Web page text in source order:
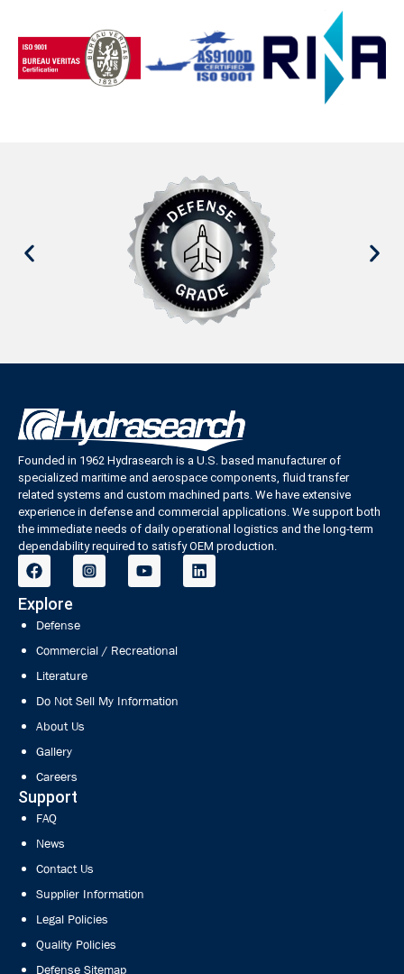
Founded in 1962 Hydrasearch is a U.S. based manufacturer of
specialized maritime and aerospace components, fluid transfer
related systems and custom machined parts. We have extensive
experience in defense and commercial applications. We support both
the immediate needs of daily operational logistics and the long-term
dependability required to satisfy OEM production.
Explore
Defense
Commercial / Recreational
Literature
Do Not Sell My Information
About Us
Gallery
Careers
Support
FAQ
News
Contact Us
Supplier Information
Legal Policies
Quality Policies
Defense Sitemap